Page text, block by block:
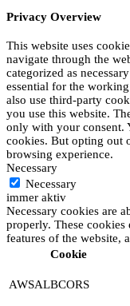
Privacy Overview
This website uses
navigate through the
categorized as
essential for the
also use third-party
you use this website.
only with your consent.
cookies. But opting out
browsing experience.
Necessary
Necessary
immer aktiv
Necessary cookies are
properly. These
features of the website,
Cookie
AWSALBCORS